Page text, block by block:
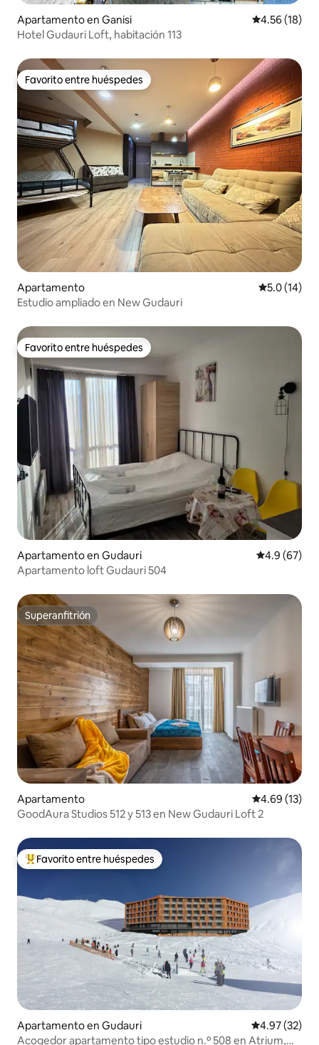
Apartamento en Ganisi Calificación
4.56 (18)
Hotel Gudauri Loft, habitación 113
Favorito entre huéspedes
Favorito entre huéspedes
Apartamento Calificación
5.0 (14)
Estudio ampliado en New Gudauri
Favorito entre huéspedes
Favorito entre huéspedes
Apartamento en Gudauri Calificación
4.9 (67)
Apartamento loft Gudauri 504
Superanfitrión
Superanfitrión
Apartamento Calificación
4.69 (13)
GoodAura Studios 512 y 513 en New Gudauri Loft 2
Favorito entre huéspedes preferido
Favorito entre huéspedes
Apartamento en Gudauri Calificación
4.97 (32)
Acogedor apartamento tipo estudio n.º 508 en Atrium,